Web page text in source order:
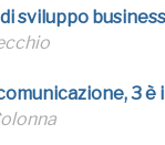
sviluppo
3